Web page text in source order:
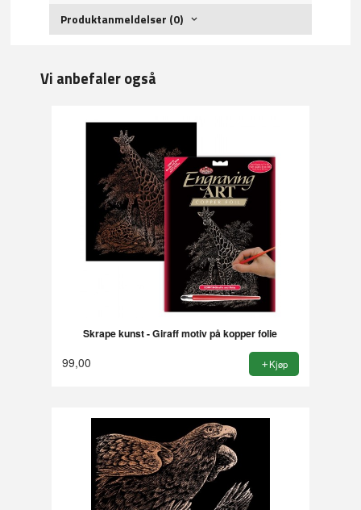
Produktanmeldelser (0)
Vi anbefaler også
Skrape kunst - Giraff motiv på kopper folie
99,00 Kjøp